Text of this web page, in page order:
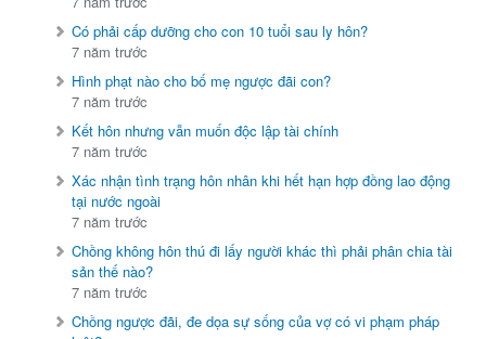
Có phải cấp dưỡng cho con 10 tuổi sau ly hôn?
7 năm trước
Hình phạt nào cho bố mẹ ngược đãi con?
7 năm trước
Kết hôn nhưng vẫn muốn độc lập tài chính
7 năm trước
Xác nhận tình trạng hôn nhân khi hết hạn hợp đồng lao động
tại nước ngoài
7 năm trước
Chồng không hôn thú đi lấy người khác thì phải phân chia tài
sản thế nào?
7 năm trước
Chồng ngược đãi, đe dọa sự sống của vợ có vi phạm pháp